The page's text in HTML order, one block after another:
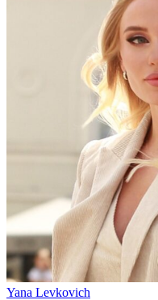
Yana Levkovich